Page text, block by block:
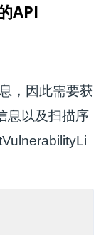
API
，因此需要获
息以及扫描序